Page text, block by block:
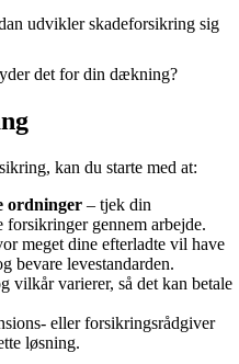
udvikler skadeforsikring sig
det for din dækning?
kan du starte med at:
ordninger – tjek din
forsikringer gennem arbejde.
meget dine efterladte vil have
bevare levestandarden.
vilkår varierer, så det kan betale
eller forsikringsrådgiver
løsning.